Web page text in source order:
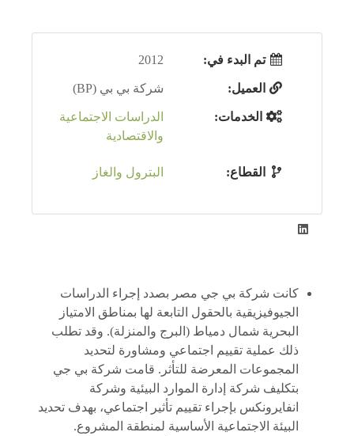
تم البدء في: 2012
العميل: شركة بي بي (BP)
الخدمات:
الدراسات الاجتماعية
والاقتصادية
القطاع: البترول والغاز
كانت شركة بي جي مصر بصدد إجراء الدراسات
الجيوفيزيقية بالحقول التابعة لها بمناطق الامتياز
البحرية شمال دمياط (البرج والمنزلة). وقد تطلب
ذلك عملية تقييم اجتماعي ومشاورة لتحديد
المجموعات المعرضة للتأثر. قامت شركة بي جي
بتكليف شركة إدارة الموارد البيئية وشركة
انفايرونكس بإجراء تقييم تأثير اجتماعي، بهدف تحديد
البيئة الاجتماعية الأساسية لمنطقة المشروع.